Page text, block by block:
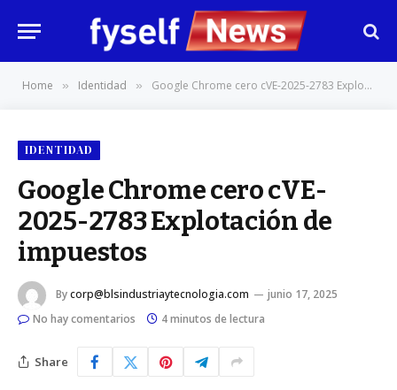
Home » Identidad » Google Chrome cero cVE-2025-2783 Explotación de impuestos
IDENTIDAD
Google Chrome cero cVE-
2025-2783 Explotación de
impuestos
Bycorp@blsindustriaytecnologia.com
junio 17, 2025
No hay comentarios
4 minutos de lectura
Share